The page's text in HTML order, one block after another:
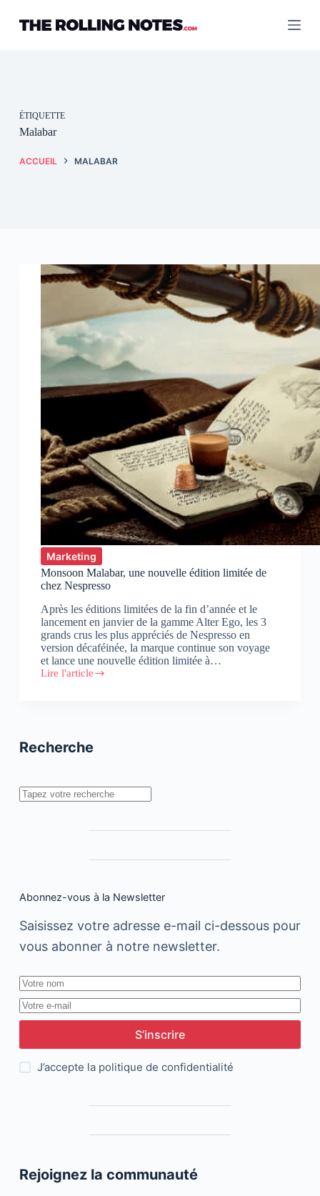
contenu
ÉTIQUETTE
Malabar
ACCUEIL MALABAR
Marketing
Monsoon Malabar, une nouvelle édition limitée de
chez Nespresso
Après les éditions limitées de la fin d’année et le
lancement en janvier de la gamme Alter Ego, les 3
grands crus les plus appréciés de Nespresso en
version décaféinée, la marque continue son voyage
et lance une nouvelle édition limitée à…
Lire l'article
Monsoon
de
Recherche
Rechercher
Abonnez-vous à la Newsletter
Saisissez votre adresse e-mail ci-dessous pour
vous abonner à notre newsletter.
S’inscrire
J’accepte la politique de confidentialité
Rejoignez la communauté